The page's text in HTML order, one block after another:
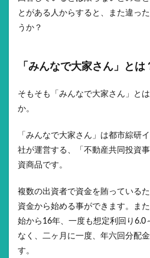
とがある人からすると、また違っ
うか？
「みんなで大家さん」とは
そもそも「みんなで大家さん」と
か。
「みんなで大家さん」は都市綜研
社が運営する、「不動産共同投資
資商品です。
複数の出資者で資金を賄っている
資金から始める事ができます。ま
始から16年、一度も想定利回り6.0
なく、二ヶ月に一度、年六回分配
す。